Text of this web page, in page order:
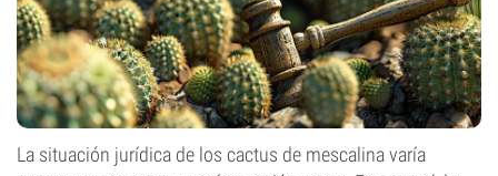
La situación jurídica de los cactus de mescalina varía